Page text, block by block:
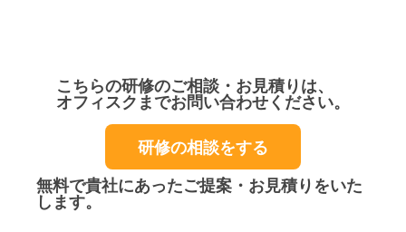
こちらの研修のご相談・お見積りは、
オフィスクまでお問い合わせください。
研修の相談をする
無料で貴社にあったご提案・お見積りをいた
します。